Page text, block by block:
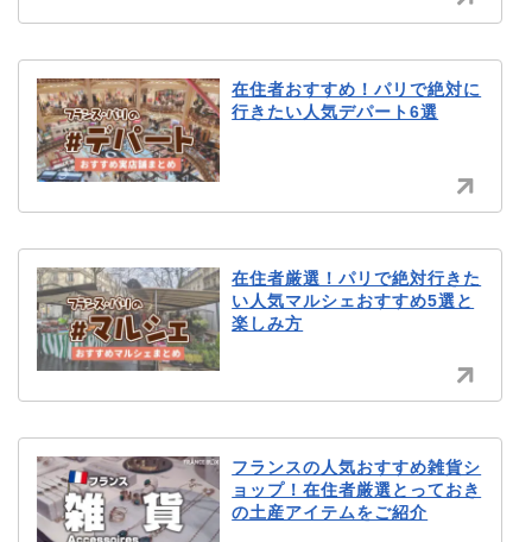
在住者おすすめ！パリで絶対に
行きたい人気デパート6選
在住者厳選！パリで絶対行きた
い人気マルシェおすすめ5選と
楽しみ方
フランスの人気おすすめ雑貨シ
ョップ！在住者厳選とっておき
の土産アイテムをご紹介